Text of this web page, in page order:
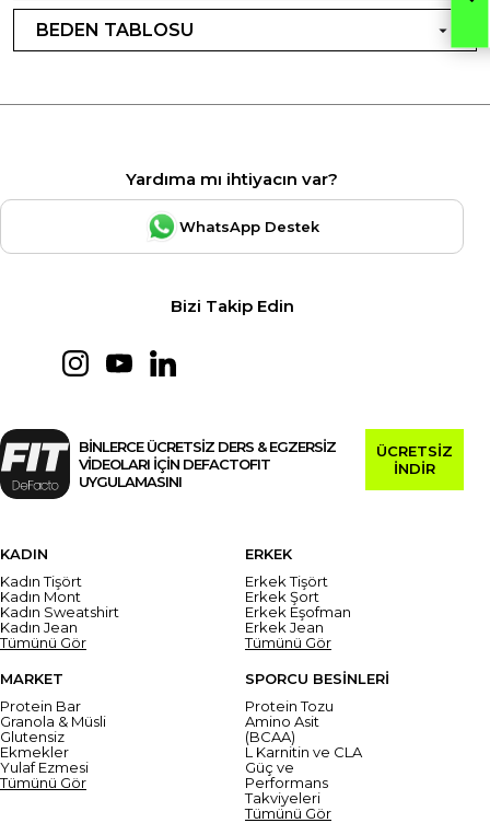
BEDEN TABLOSU
Yardıma mı ihtiyacın var?
WhatsApp Destek
Bizi Takip Edin
BİNLERCE ÜCRETSİZ DERS & EGZERSİZ
VİDEOLARI İÇİN DEFACTOFIT
UYGULAMASINI
ÜCRETSİZ
İNDİR
KADIN
Kadın Tişört
Kadın Mont
Kadın Sweatshirt
Kadın Jean
Tümünü Gör
ERKEK
Erkek Tişört
Erkek Şort
Erkek Eşofman
Erkek Jean
Tümünü Gör
MARKET
Protein Bar
Granola & Müsli
Glutensiz
Ekmekler
Yulaf Ezmesi
Tümünü Gör
SPORCU BESİNLERİ
Protein Tozu
Amino Asit
(BCAA)
L Karnitin ve CLA
Güç ve
Performans
Takviyeleri
Tümünü Gör